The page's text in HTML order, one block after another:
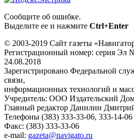
Сообщите об ошибке.
Выделите ее и нажмите Ctrl+Enter
© 2003-2019 Сайт газеты
Регистрационный номер: серия Эл
24.08.2018
Зарегистрировано Федеральной
связи,
информационных технологий и
Учредитель: ООО Издательский
Главный редактор Данилин
Телефоны (383) 333-33-06, 333-14-06
Факс: (383) 333-33-06
e-mail: gazeta@navigato.ru